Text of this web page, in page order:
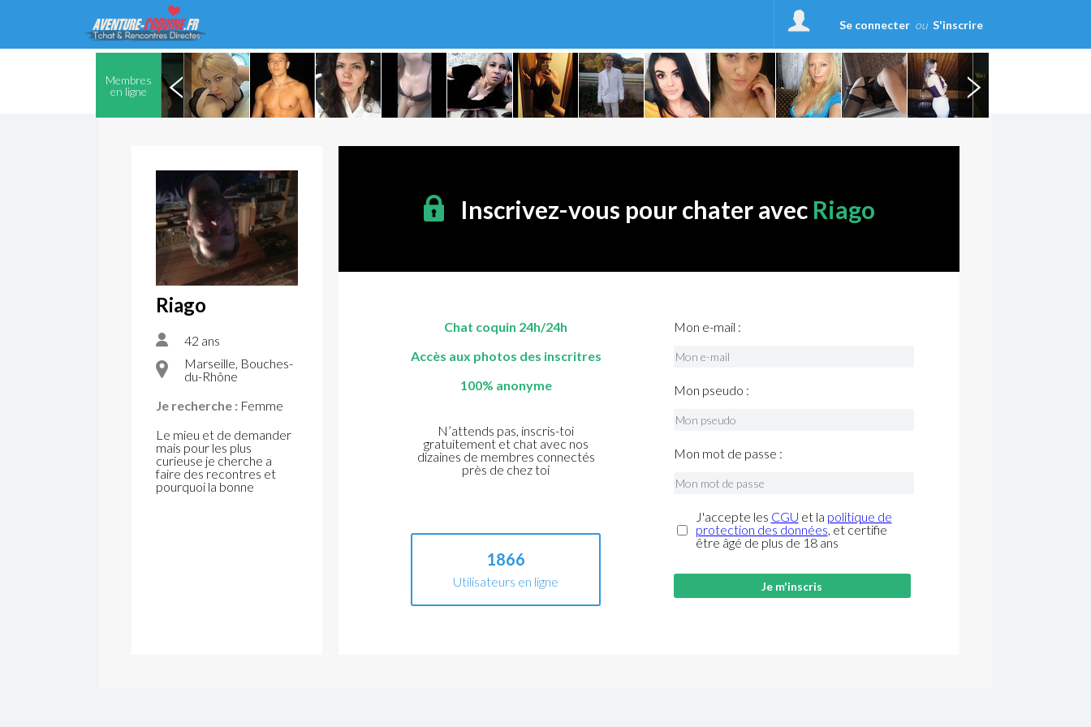
Se connecter ou S'inscrire
Membres
en ligne
Riago
42 ans
Marseille, Bouches-
du-Rhône
Je recherche : Femme
Le mieu et de demander
mais pour les plus
curieuse je cherche a
faire des recontres et
pourquoi la bonne
Inscrivez-vous pour chater avec Riago
Chat coquin 24h/24h
Accès aux photos des inscritres
100% anonyme
N’attends pas, inscris-toi
gratuitement et chat avec nos
dizaines de membres connectés
près de chez toi
1866
Utilisateurs en ligne
Mon e-mail :
Mon pseudo :
Mon mot de passe :
J'accepte les CGU et la politique de
protection des données, et certifie
être âgé de plus de 18 ans